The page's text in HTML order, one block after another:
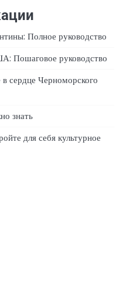
Полное руководство
Пошаговое руководство
сердце Черноморского
знать
для себя культурное